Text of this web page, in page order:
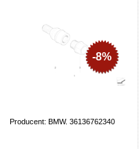
Producent: BMW. 36136762340
-8%